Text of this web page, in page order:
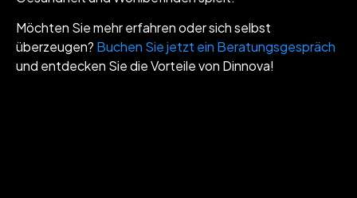
Möchten Sie mehr erfahren oder sich selbst
überzeugen? Buchen Sie jetzt ein Beratungsgespräch
und entdecken Sie die Vorteile von Dinnova!